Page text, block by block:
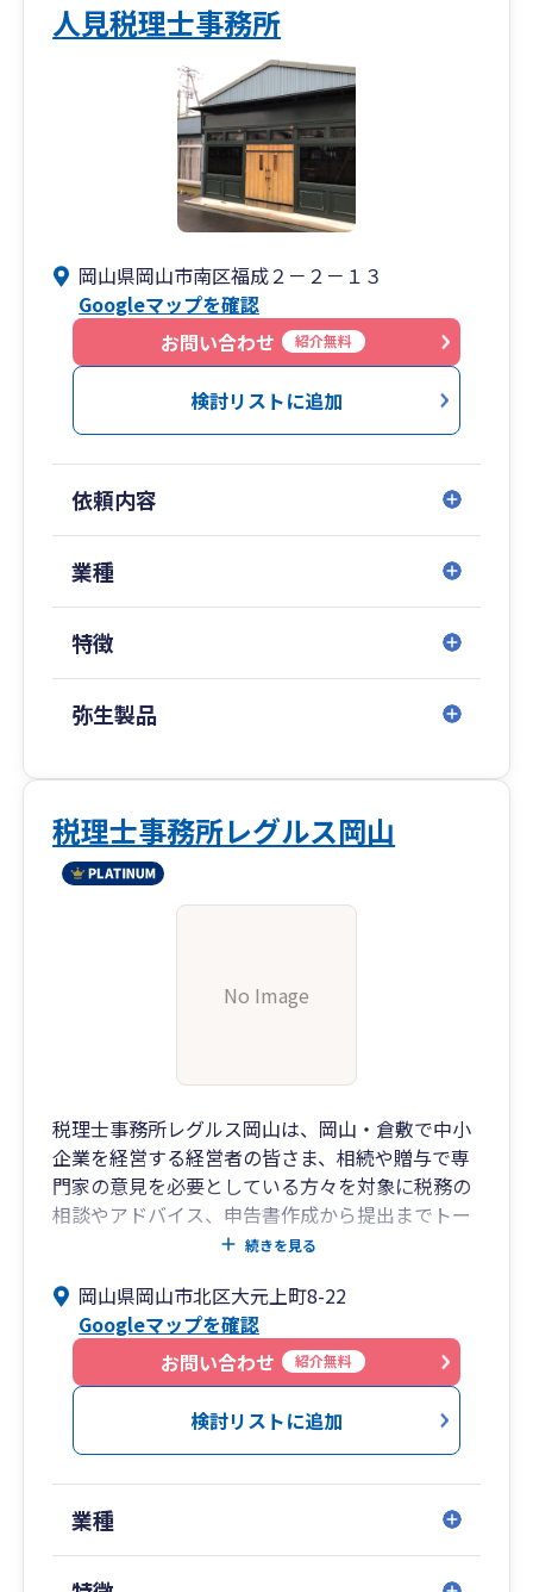
人見税理士事務所
岡山県岡山市南区福成２－２－１３
Googleマップを確認
お問い合わせ
紹介無料
検討リストに追加
依頼内容
業種
特徴
弥生製品
税理士事務所レグルス岡山
No Image
税理士事務所レグルス岡山は、岡山・倉敷で中小
企業を経営する経営者の皆さま、相続や贈与で専
門家の意見を必要としている方々を対象に税務の
相談やアドバイス、申告書作成から提出までトー
タルでサポートする事務所です。
これから起業する方、遺言や遺産相続の手続きに
ついて知りたい方、不動産経営をはじめてみたい
方など、まだこれからの話でも規模の大小に関わ
らず気軽にご相談いただき、安心していただける
よう、スタッフ一同、税務・会計の学びを深めな
がらお待ちしています。
続きを見る
岡山県岡山市北区大元上町8-22
Googleマップを確認
お問い合わせ
紹介無料
検討リストに追加
業種